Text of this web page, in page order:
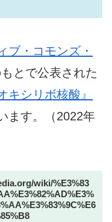
ブ・コモンズ・
とで公表された
キシリボ核酸』
ます。（2022年
wiki/%E3%83